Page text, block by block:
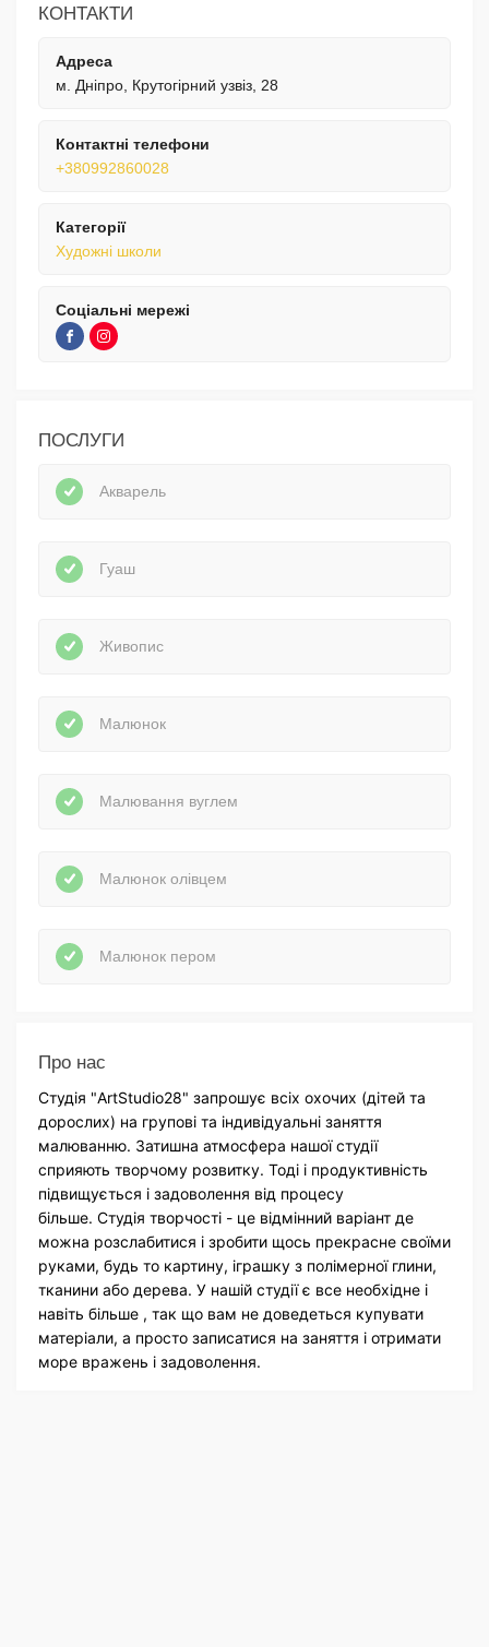
КОНТАКТИ
Адреса
м. Дніпро, Крутогірний узвіз, 28
Контактні телефони
+380992860028
Категорії
Художні школи
Соціальні мережі
ПОСЛУГИ
Акварель
Гуаш
Живопис
Малюнок
Малювання вуглем
Малюнок олівцем
Малюнок пером
Про нас
Студія "ArtStudio28" запрошує всіх охочих (дітей та
дорослих) на групові та індивідуальні заняття
малюванню. Затишна атмосфера нашої студії
сприяють творчому розвитку. Тоді і продуктивність
підвищується і задоволення від процесу
більше. Студія творчості - це відмінний варіант де
можна розслабитися і зробити щось прекрасне своїми
руками, будь то картину, іграшку з полімерної глини,
тканини або дерева. У нашій студії є все необхідне і
навіть більше , так що вам не доведеться купувати
матеріали, а просто записатися на заняття і отримати
море вражень і задоволення.